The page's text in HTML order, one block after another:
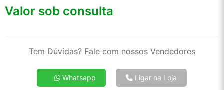
Valor sob consulta
Tem Dúvidas? Fale com nossos Vendedores
Whatsapp Ligar na Loja